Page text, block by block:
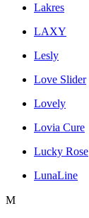
Lakres
LAXY
Lesly
Love Slider
Lovely
Lovia Cure
Lucky Rose
LunaLine
M